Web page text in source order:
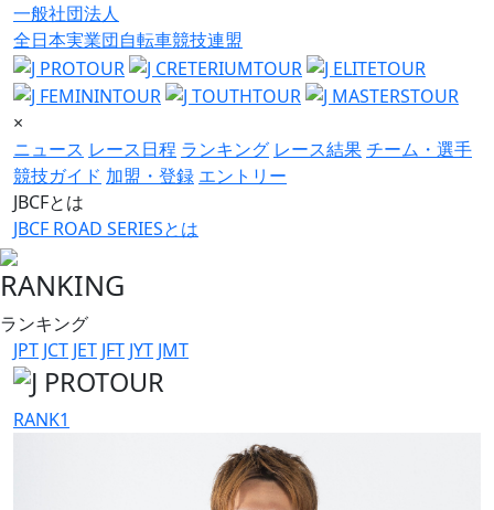
一般社団法人
全日本実業団自転車競技連盟
×
ニュース レース日程 ランキング レース結果チーム・選手
競技ガイド 加盟・登録 エントリー
JBCFとは
JBCF ROAD SERIESとは
RANKING
ランキング
JPT JCT JET JFT JYT JMT
RANK1